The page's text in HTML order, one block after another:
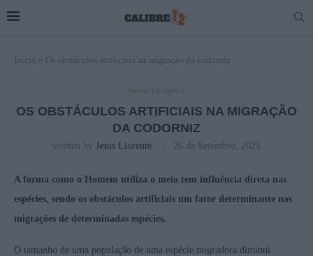
Início » Os obstáculos artificiais na migração da codorniz
Gestão Cinegética
OS OBSTÁCULOS ARTIFICIAIS NA MIGRAÇÃO
DA CODORNIZ
written by Jesus Llorente 26 de Setembro, 2025
A forma como o Homem utiliza o meio tem influência direta nas
espécies, sendo os obstáculos artificiais um fator determinante nas
migrações de determinadas espécies.
O tamanho de uma população de uma espécie migradora diminui